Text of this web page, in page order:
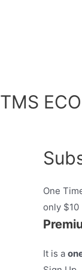
TMS
One
only $10
It is a